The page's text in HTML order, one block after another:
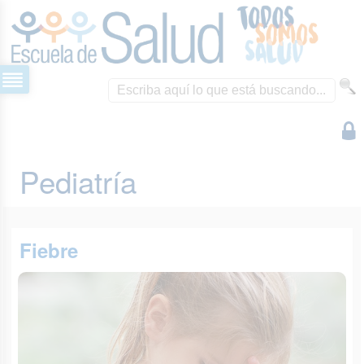
Pediatría
Fiebre